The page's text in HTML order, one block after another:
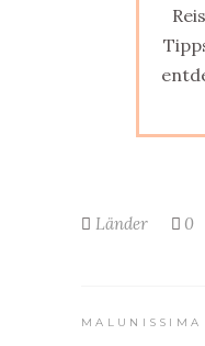
Länder 0
MALUNISSIMA